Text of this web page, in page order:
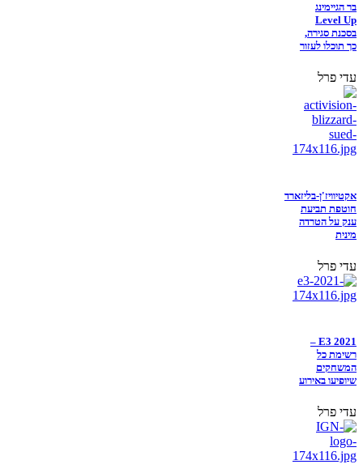
בר הגיימינג
Level Up
בסכנת סגירה,
כך תוכלו לעזור
עדי פרל
אקטיוויז'ן-בליזארד
חוטפת תביעת
ענק על הטרדה
מינית
עדי פרל
E3 2021 –
רשימת כל
המשחקים
שיופיעו באירוע
עדי פרל